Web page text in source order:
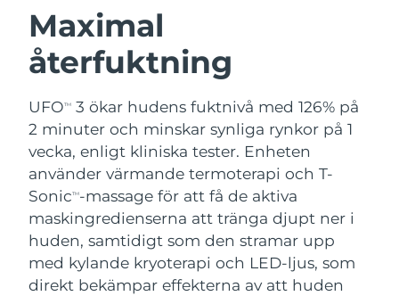
Maximal
återfuktning
UFOTM
3 ökar hudens fuktnivå med 126% på
2 minuter och minskar synliga rynkor på 1
vecka, enligt kliniska tester. Enheten
använder värmande termoterapi och T-
SonicTM-massage för att få de aktiva
maskingredienserna att tränga djupt ner i
huden, samtidigt som den stramar upp
med kylande kryoterapi och LED-ljus, som
direkt bekämpar effekterna av att huden